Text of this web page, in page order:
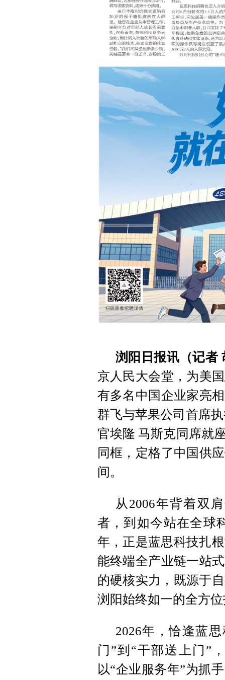
浏阳日报讯（记者
京人民大会堂，为美
有多名中国企业家亮
群飞与苹果公司首席
官埃隆 马斯克同席就
同框，定格了中国供
间。
从2006年背着双
者，到如今站在全球
年，正是蓝思科技扎
能终端全产业链一站
的硬核实力，既源于
浏阳始终如一的全方
2026年，恰逢蓝
门”到“干部送上门”
以“企业服务年”为抓